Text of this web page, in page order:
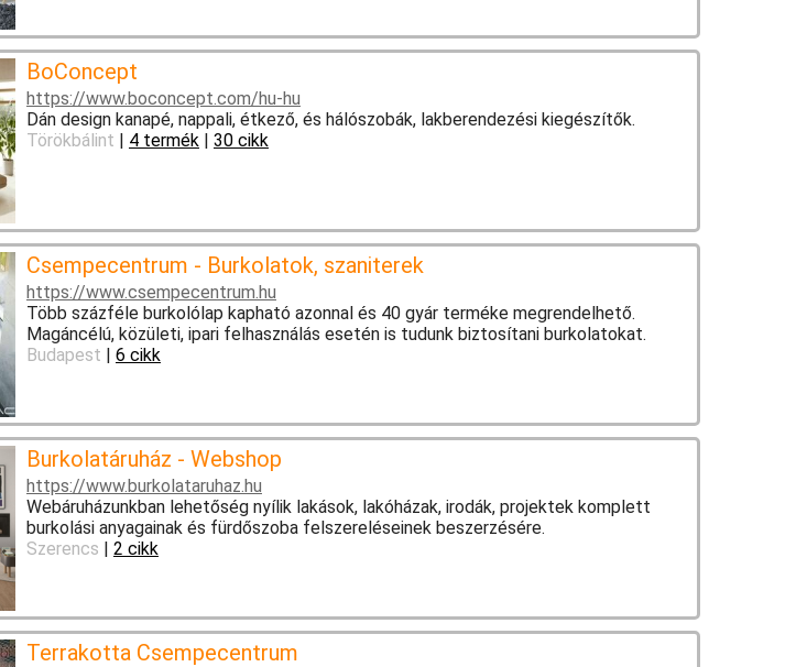
BoConcept
https://www.boconcept.com/hu-hu
Dán design kanapé, nappali, étkező, és hálószobák, lakberendezési kiegészítők.
Törökbálint | 4 termék | 30 cikk
Csempecentrum - Burkolatok, szaniterek
https://www.csempecentrum.hu
Több százféle burkolólap kapható azonnal és 40 gyár terméke megrendelhető.
Magáncélú, közületi, ipari felhasználás esetén is tudunk biztosítani burkolatokat.
Budapest | 6 cikk
Burkolatáruház - Webshop
https://www.burkolataruhaz.hu
Webáruházunkban lehetőség nyílik lakások, lakóházak, irodák, projektek komplett
burkolási anyagainak és fürdőszoba felszereléseinek beszerzésére.
Szerencs | 2 cikk
Terrakotta Csempecentrum